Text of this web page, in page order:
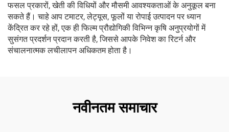
फसल प्रकारों, खेती की विधियों और मौसमी आवश्यकताओं के अनुकूल बना
सकते हैं। चाहे आप टमाटर, लेट्यूस, फूलों या रोपाई उत्पादन पर ध्यान
केंद्रित कर रहे हों, एक ही फिल्म प्रौद्योगिकी विभिन्न कृषि अनुप्रयोगों में
सुसंगत प्रदर्शन प्रदान करती है, जिससे आपके निवेश का रिटर्न और
संचालनात्मक लचीलापन अधिकतम होता है।
नवीनतम समाचार